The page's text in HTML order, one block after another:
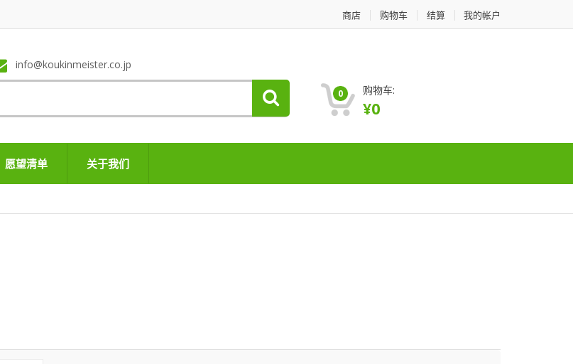
商店 购物车 结算 我的帐户
info@koukinmeister.co.jp
0 购物车:
¥0
愿望清单 关于我们